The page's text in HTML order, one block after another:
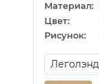
Материал:
Цвет:
Рисунок: